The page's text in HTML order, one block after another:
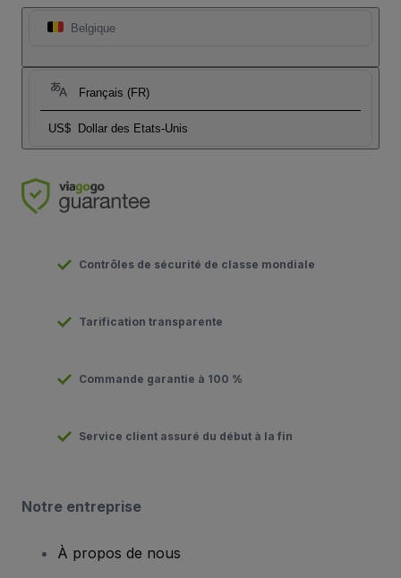
Belgique
Français (FR)
US$ Dollar des Etats-Unis
Contrôles de sécurité de classe mondiale
Tarification transparente
Commande garantie à 100 %
Service client assuré du début à la fin
Notre entreprise
À propos de nous